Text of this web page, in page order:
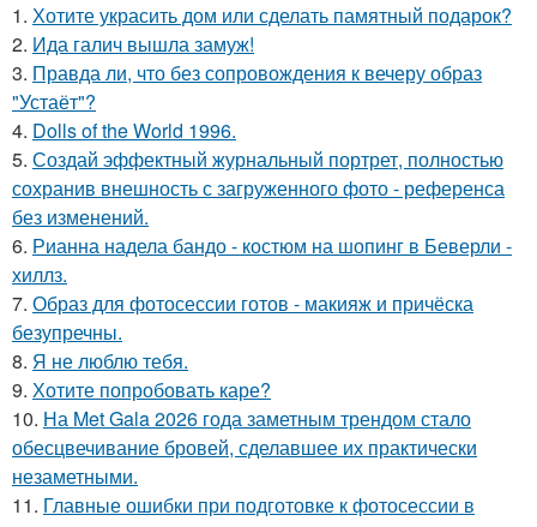
1. Хотите украсить дом или сделать памятный подарок?
2. Ида галич вышла замуж!
3. Правда ли, что без сопровождения к вечеру образ
"Устаёт"?
4. Dolls of the World 1996.
5. Создай эффектный журнальный портрет, полностью
сохранив внешность с загруженного фото - референса
без изменений.
6. Рианна надела бандо - костюм на шопинг в Беверли -
хиллз.
7. Образ для фотосессии готов - макияж и причёска
безупречны.
8. Я не люблю тебя.
9. Хотите попробовать каре?
10. На Met Gala 2026 года заметным трендом стало
обесцвечивание бровей, сделавшее их практически
незаметными.
11. Главные ошибки при подготовке к фотосессии в